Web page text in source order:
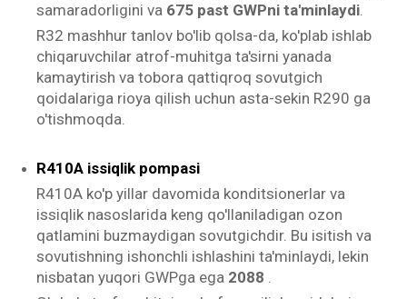
samaradorligini va 675 past GWPni ta'minlaydi.
R32 mashhur tanlov bo'lib qolsa-da, ko'plab ishlab
chiqaruvchilar atrof-muhitga ta'sirni yanada
kamaytirish va tobora qattiqroq sovutgich
qoidalariga rioya qilish uchun asta-sekin R290 ga
o'tishmoqda.
R410A issiqlik pompasi
R410A ko'p yillar davomida konditsionerlar va
issiqlik nasoslarida keng qo'llaniladigan ozon
qatlamini buzmaydigan sovutgichdir. Bu isitish va
sovutishning ishonchli ishlashini ta'minlaydi, lekin
nisbatan yuqori GWPga ega 2088 .